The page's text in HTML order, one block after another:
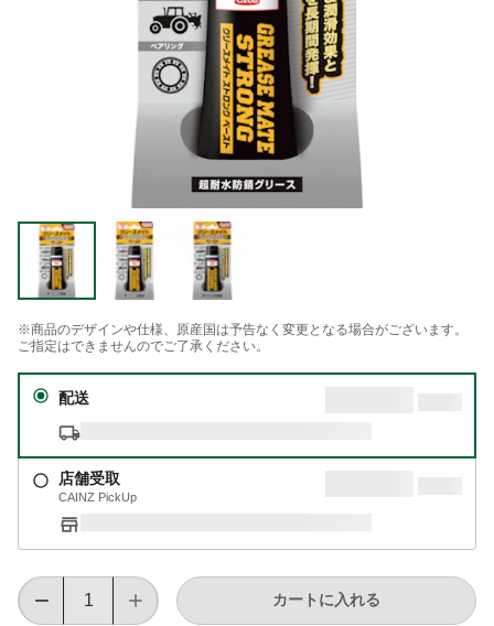
※商品のデザインや仕様、原産国は予告なく変更となる場合がございます。
ご指定はできませんのでご了承ください。
配送
店舗受取
CAINZ PickUp
カートに入れる